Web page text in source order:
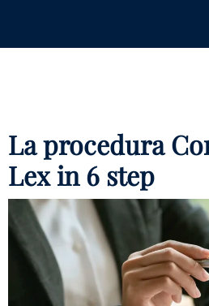
La procedura
Lex in 6 step